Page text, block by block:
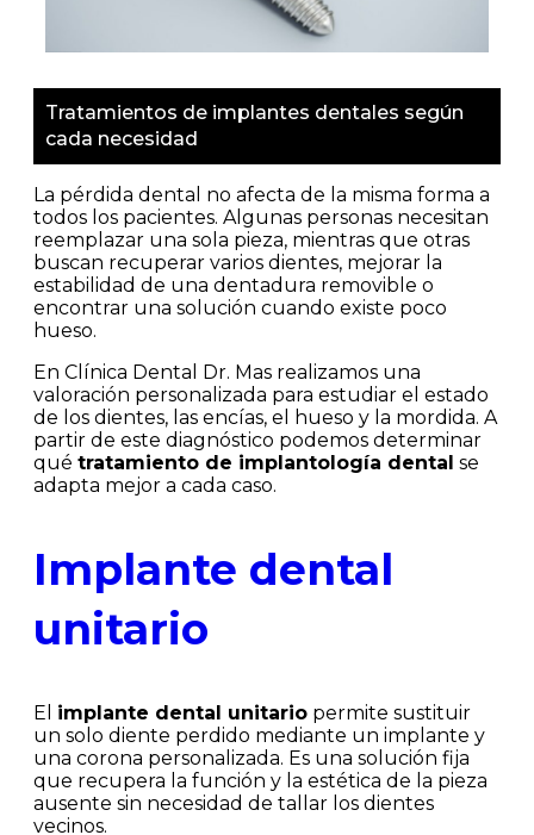
Tratamientos de implantes dentales según
cada necesidad
La pérdida dental no afecta de la misma forma a
todos los pacientes. Algunas personas necesitan
reemplazar una sola pieza, mientras que otras
buscan recuperar varios dientes, mejorar la
estabilidad de una dentadura removible o
encontrar una solución cuando existe poco
hueso.
En Clínica Dental Dr. Mas realizamos una
valoración personalizada para estudiar el estado
de los dientes, las encías, el hueso y la mordida. A
partir de este diagnóstico podemos determinar
quétratamiento de implantología dental se
adapta mejor a cada caso.
Implante dental
unitario
El implante dental unitario permite sustituir
un solo diente perdido mediante un implante y
una corona personalizada. Es una solución fija
que recupera la función y la estética de la pieza
ausente sin necesidad de tallar los dientes
vecinos.